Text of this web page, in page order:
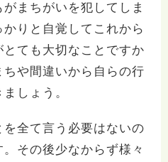
まちがいを犯してしま
りと自覚してこれから
ても大切なことですか
や間違いから自らの行
しょう。
全て言う必要はないの
その後少なからず様々